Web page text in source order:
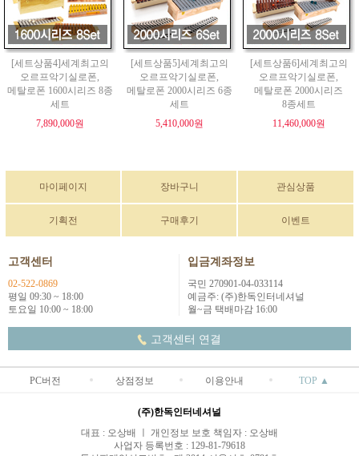
[세트상품4]세계최고의
오르프악기실로폰,
메탈로폰 1600시리즈 8종
세트
7,890,000원
[세트상품5]세계최고의
오르프악기실로폰,
메탈로폰 2000시리즈 6종
세트
5,410,000원
[세트상품6]세계최고의
오르프악기실로폰,
메탈로폰 2000시리즈
8종세트
11,460,000원
마이페이지 장바구니 관심상품
기획전 구매후기 이벤트
고객센터
02-522-0869
평일 09:30 ~ 18:00
토요일 10:00 ~ 18:00
입금계좌정보
국민 270901-04-033114
예금주: (주)한독인터네셔널
월~금 택배마감 16:00
고객센터 연결
PC버전 상점정보 이용안내 TOP ▲
(주)한독인터네셔널
대표 : 오상배 ㅣ 개인정보 보호 책임자 : 오상배
사업자 등록번호 : 129-81-79618